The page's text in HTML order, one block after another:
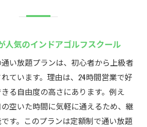
人気のインドアゴルフスクール
い放題プランは、初心者から上級者
ています。理由は、24時間営業で好
る自由度の高さにあります。例え
空いた時間に気軽に通えるため、継
す。このプランは定額制で通い放題